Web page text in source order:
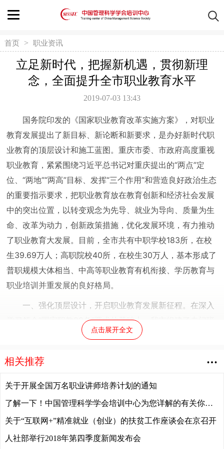
首页 > 职业资讯
立足新时代，把握新机遇，贯彻新理
念，全面提升全市职业教育水平
2019-07-03 13:43
国务院印发的《国家职业教育改革实施方案》，对职业
教育发展提出了新目标、新论断和新要求，是办好新时代职
业教育的顶层设计和施工蓝图。重庆市委、市政府高度重视
职业教育，紧紧围绕习近平总书记对重庆提出的“两点”定
位、“两地”“两高”目标、发挥“三个作用”和营造良好政治生态
的重要指示要求，把职业教育放在教育创新和经济社会发展
中的突出位置，以转变观念为先导、就业为导向、质量为生
命、改革为动力，创新政策措施，优化发展环境，有力推动
了职业教育大发展。目前，全市共有中职学校183所，在校
生39.69万人；高职院校40所，在校生30万人，基本形成了
普职规模大体相当、中高等职业教育有机衔接、学历教育与
职业培训并重发展的良好格局。
一、强化顶层设计，开启职业教育发展新征程。在深入
学习领会“国家职教20条”要求的基础上，我市组建了专门班
子，立足重庆实际，坚持问题导向，正抓紧起草重庆市贯彻
市职业教育发展的任务书、时间表和路线图。全国深化职业
教育改革电视电话会议结束后，我市紧接着召开会议，对贯
求，正鼓励和指导职业院校立足实际，抢抓机遇，积极申
报，通过示范引领，提升我市职业教育竞争力和影响力。
二、提高政治站位，稳步推进高职扩招。成立了高职扩
点击展开全文
相关推荐
关于开展全国万名职业讲师培养计划的通知
了解一下！中国管理科学学会培训中心为您详解的有关你的职称评审的全过程
关于“互联网+”精准就业（创业）的扶贫工作座谈会在京召开
人社部举行2018年第四季度新闻发布会